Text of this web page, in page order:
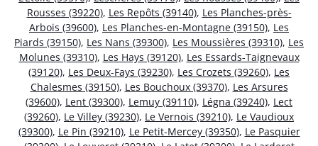
Rousses (39220), Les Repôts (39140), Les Planches-près-
Arbois (39600), Les Planches-en-Montagne (39150), Les
Piards (39150), Les Nans (39300), Les Moussières (39310), Les
Molunes (39310), Les Hays (39120), Les Essards-Taignevaux
(39120), Les Deux-Fays (39230), Les Crozets (39260), Les
Chalesmes (39150), Les Bouchoux (39370), Les Arsures
(39600), Lent (39300), Lemuy (39110), Légna (39240), Lect
(39260), Le Villey (39230), Le Vernois (39210), Le Vaudioux
(39300), Le Pin (39210), Le Petit-Mercey (39350), Le Pasquier